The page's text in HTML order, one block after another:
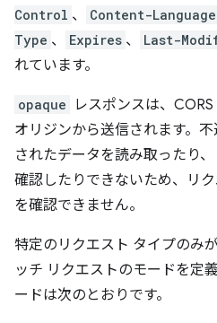
Control 、 Content-Language
Type 、 Expires 、 Last-
れています。
opaque
レスポンスは、
オリジンから送信されます。
されたデータを読み取ったり
確認したりできないため、リ
を確認できません。
特定のリクエスト タイプのみ
ッチ リクエストのモードを定
ードは次のとおりです。